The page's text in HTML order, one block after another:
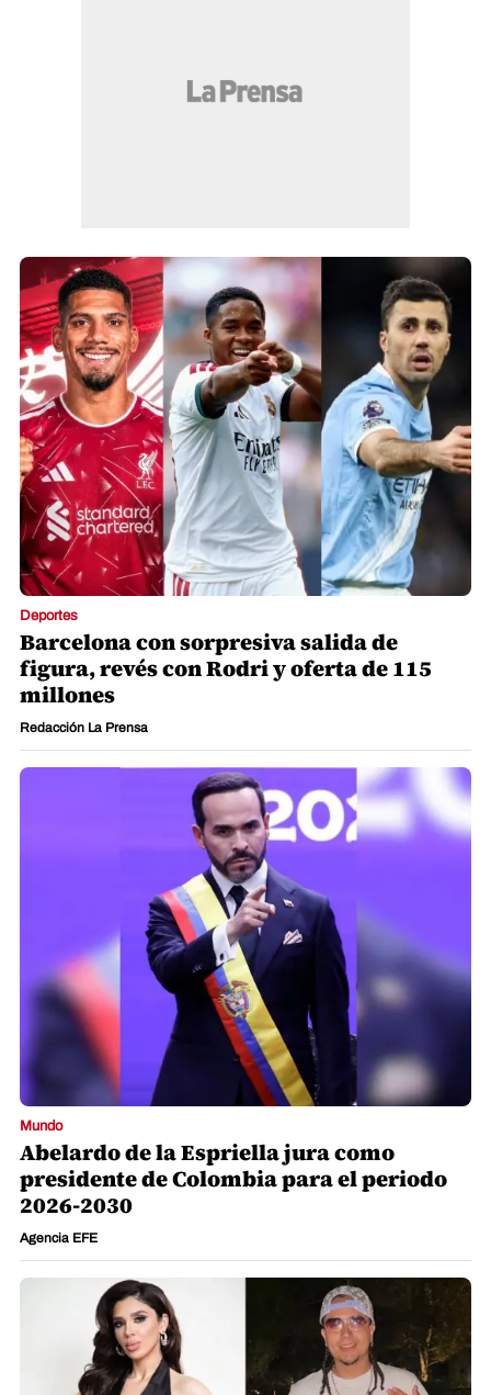
Deportes
Barcelona con sorpresiva salida de
figura, revés con Rodri y oferta de 115
millones
Redacción La Prensa
Mundo
Abelardo de la Espriella jura como
presidente de Colombia para el periodo
2026-2030
Agencia EFE